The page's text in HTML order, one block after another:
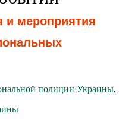
и мероприятия
полиции Украины,